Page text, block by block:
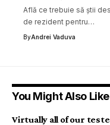
Află ce trebuie să știi
de rezident pentru…
ByAndrei Vaduva
You Might Also Like
Virtually all of our